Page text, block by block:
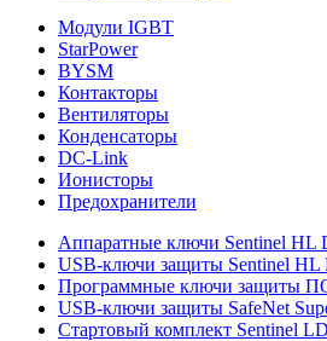
Модули IGBT
StarPower
BYSM
Контакторы
Вентиляторы
Конденсаторы
DC-Link
Ионисторы
Предохранители
Аппаратные ключи Sentinel HL
USB-ключи защиты Sentinel HL
Программные ключи защиты
USB-ключи защиты SafeNet
Стартовый комплект Sentinel